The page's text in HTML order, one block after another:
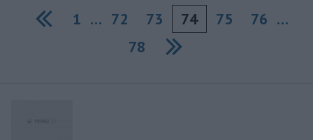
1 … 72 73 74 75 76 …
78